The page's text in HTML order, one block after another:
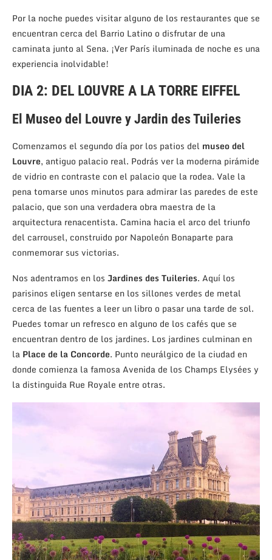
Por la noche puedes visitar alguno de los restaurantes que se
encuentran cerca del Barrio Latino o disfrutar de una
caminata junto al Sena. ¡Ver París iluminada de noche es una
experiencia inolvidable!
DIA 2: DEL LOUVRE A LA TORRE EIFFEL
El Museo del Louvre y Jardin des Tuileries
Comenzamos el segundo día por los patios del museo del
Louvre, antiguo palacio real. Podrás ver la moderna pirámide
de vidrio en contraste con el palacio que la rodea. Vale la
pena tomarse unos minutos para admirar las paredes de este
palacio, que son una verdadera obra maestra de la
arquitectura renacentista. Camina hacia el arco del triunfo
del carrousel, construido por Napoleón Bonaparte para
conmemorar sus victorias.
Nos adentramos en los Jardines des Tuileries. Aquí los
parisinos eligen sentarse en los sillones verdes de metal
cerca de las fuentes a leer un libro o pasar una tarde de sol.
Puedes tomar un refresco en alguno de los cafés que se
encuentran dentro de los jardines. Los jardines culminan en
la Place de la Concorde. Punto neurálgico de la ciudad en
donde comienza la famosa Avenida de los Champs Elysées y
la distinguida Rue Royale entre otras.